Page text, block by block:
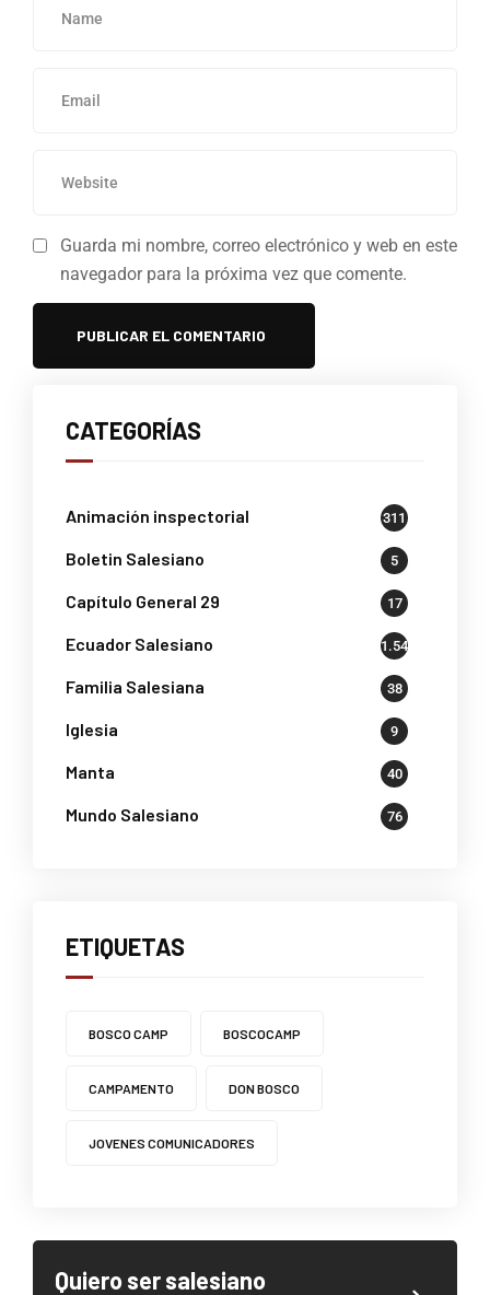
Guarda mi nombre, correo electrónico y web en este
navegador para la próxima vez que comente.
CATEGORÍAS
Animación inspectorial 311
Boletin Salesiano 5
Capítulo General 29 17
Ecuador Salesiano 1.541
Familia Salesiana 38
Iglesia 9
Manta 40
Mundo Salesiano 76
ETIQUETAS
BOSCO CAMP BOSCOCAMP
CAMPAMENTO DON BOSCO
JOVENES COMUNICADORES
Quiero ser salesiano